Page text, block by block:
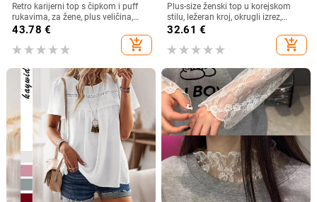
Retro karijerni top s čipkom i puff
rukavima, za žene, plus veličina,
četvrtasti izrez
43.78 €
add_shopping_cart
Plus-size ženski top u korejskom
stilu, ležeran kroj, okrugli izrez,
pamuk (70–80%), proljeće 2024
32.61 €
add_shopping_cart